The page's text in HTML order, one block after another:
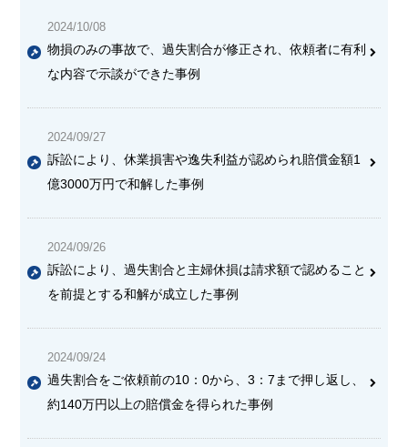
2024/10/08
物損のみの事故で、過失割合が修正され、依頼者に有利
な内容で示談ができた事例
2024/09/27
訴訟により、休業損害や逸失利益が認められ賠償金額1
億3000万円で和解した事例
2024/09/26
訴訟により、過失割合と主婦休損は請求額で認めること
を前提とする和解が成立した事例
2024/09/24
過失割合をご依頼前の10：0から、3：7まで押し返し、
約140万円以上の賠償金を得られた事例